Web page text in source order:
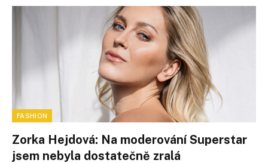
FASHION
Zorka Hejdová: Na moderování Superstar
jsem nebyla dostatečně zralá